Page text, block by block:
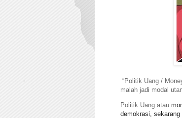
“Politik Uang /
malah jadi modal
Politik Uang atau
demokrasi,